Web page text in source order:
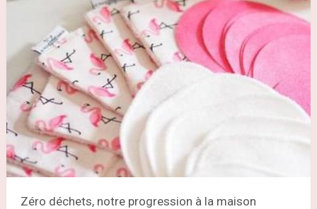
Zéro déchets, notre progression à la maison